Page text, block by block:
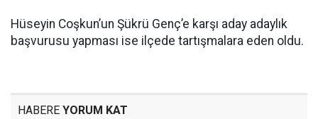
Hüseyin Coşkun’un Şükrü Genç’e karşı aday adaylık
başvurusu yapması ise ilçede tartışmalara eden oldu.
HABERE YORUM KAT